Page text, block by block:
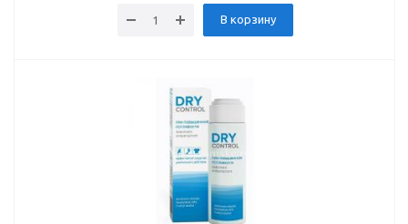
В корзину